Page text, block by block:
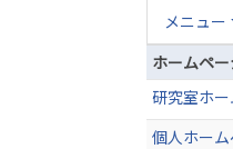
メニュー
ホームペ
研究室ホ
個人ホー